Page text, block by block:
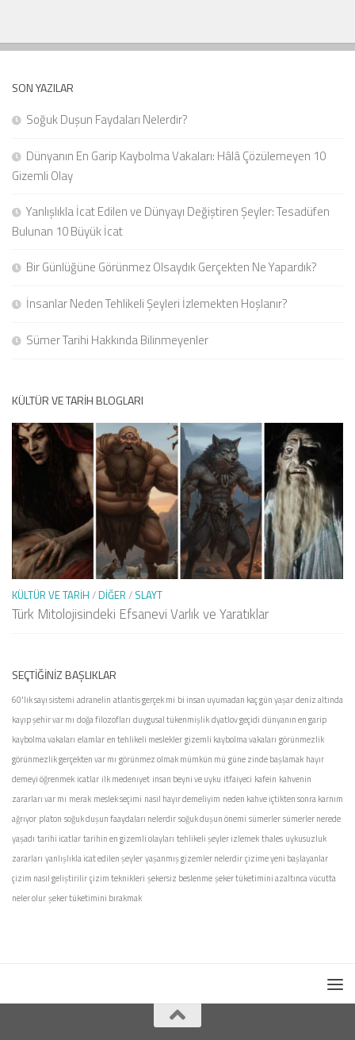
SON YAZILAR
Soğuk Duşun Faydaları Nelerdir?
Dünyanın En Garip Kaybolma Vakaları: Hâlâ Çözülemeyen 10
Gizemli Olay
Yanlışlıkla İcat Edilen ve Dünyayı Değiştiren Şeyler: Tesadüfen
Bulunan 10 Büyük İcat
Bir Günlüğüne Görünmez Olsaydık Gerçekten Ne Yapardık?
İnsanlar Neden Tehlikeli Şeyleri İzlemekten Hoşlanır?
Sümer Tarihi Hakkında Bilinmeyenler
KÜLTÜR VE TARIH BLOGLARI
KÜLTÜR VE TARIH / DIĞER / SLAYT
Türk Mitolojisindeki Efsanevi Varlık ve Yaratıklar
SEÇTIĞINIZ BAŞLIKLAR
60'lık sayı sistemi adranelin atlantis gerçek mi bi insan uyumadan kaç gün yaşardeniz altında
kayıp şehir var mı doğa filozofları duygusal tükenmişlikdyatlov geçidi dünyanın en garip
kaybolma vakaları elamlaren tehlikeli mesleklergizemli kaybolma vakaları görünmezlik
görünmezlik gerçekten var mı görünmez olmak mümkün mü güne zinde başlamak hayır
demeyi öğrenmek icatlar ilk medenıyet insan beyni ve uyku itfaiyeci kafein kahvenin
zararları var mı merak meslek seçimi nasıl hayır demeliyim neden kahve içtikten sonra karnım
ağrıyor platon soğuk duşun faaydaları nelerdirsoğuk duşun önemi sümerlersümerler nerede
yaşadı tarihi icatlartarihin en gizemli olayları tehlikeli şeyler izlemekthales uykusuzluk
zararları yanlışlıkla icat edilen şeyleryaşanmış gizemler nelerdirçizime yeni başlayanlar
çizim nasıl geliştirilirçizim teknikleri şekersiz beslenmeşeker tüketimini azaltınca vücutta
neler olurşeker tüketimini bırakmak